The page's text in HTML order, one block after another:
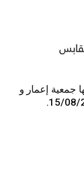
جمعية إعمار و